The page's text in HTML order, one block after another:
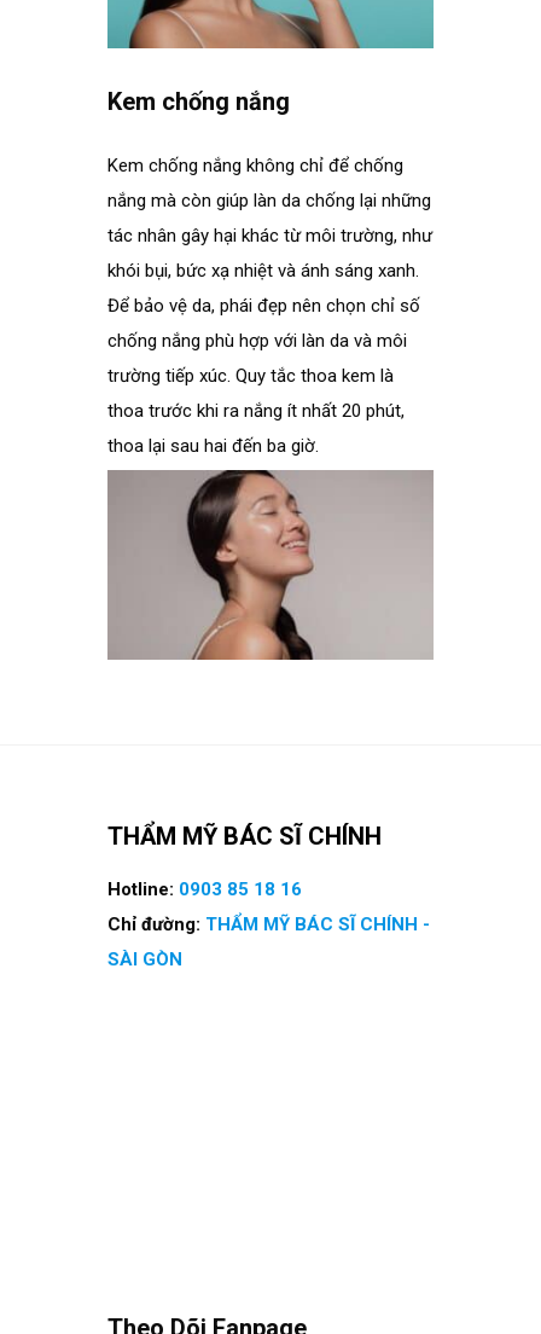
Kem chống nắng
Kem chống nắng không chỉ để chống
nắng mà còn giúp làn da chống lại những
tác nhân gây hại khác từ môi trường, như
khói bụi, bức xạ nhiệt và ánh sáng xanh.
Để bảo vệ da, phái đẹp nên chọn chỉ số
chống nắng phù hợp với làn da và môi
trường tiếp xúc. Quy tắc thoa kem là
thoa trước khi ra nắng ít nhất 20 phút,
thoa lại sau hai đến ba giờ.
THẨM MỸ BÁC SĨ CHÍNH
Hotline: 0903 85 18 16
Chỉ đường: THẨM MỸ BÁC SĨ CHÍNH -
SÀI GÒN